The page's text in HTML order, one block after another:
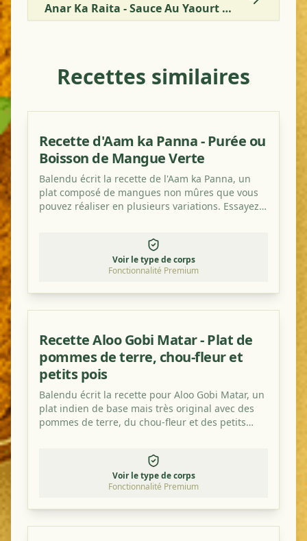
Anar Ka Raita - Sauce Au Yaourt Et Grenade
Recettes similaires
Recette d'Aam ka Panna - Purée ou
Boisson de Mangue Verte
Balendu écrit la recette de l'Aam ka Panna, un
plat composé de mangues non mûres que vous
pouvez réaliser en plusieurs variations. Essayez-
Voir le type de corps
Fonctionnalité Premium
Recette Aloo Gobi Matar - Plat de
pommes de terre, chou-fleur et
petits pois
Balendu écrit la recette pour Aloo Gobi Matar, un
plat indien de base mais très original avec des
pommes de terre, du chou-fleur et des petits
Voir le type de corps
Fonctionnalité Premium